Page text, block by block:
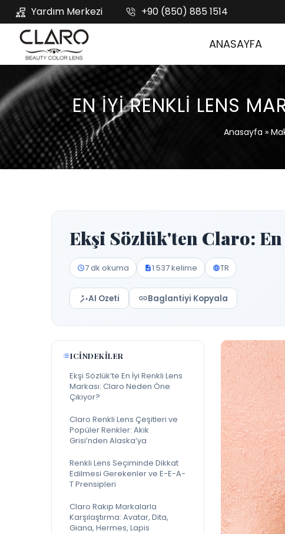
Yardım Merkezi +90 (850) 885 1514
ANASAYFA
EN IYI RENKLI LENS
Anasayfa »
Ekşi Sözlük'ten Claro:
7 dk okuma 1.537 kelime TR
AI Ozeti Baglantiyi Kopyala
ICINDEKILER
Ekşi Sözlük’te En İyi Renkli Lens
Markası: Claro Neden Öne
Çıkıyor?
Claro Renkli Lens Çeşitleri ve
Popüler Renkler: Akik
Grisi’nden Alaska’ya
Renkli Lens Seçiminde Dikkat
Edilmesi Gerekenler ve E-E-A-
T Prensipleri
Claro Rakip Markalarla
Karşılaştırma: Avatar, Dita,
Giana, Hermes, Lapis